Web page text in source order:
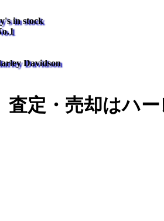
in stock
Davidson
定・売却はハ